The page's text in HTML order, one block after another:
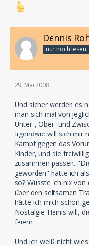
Fernsehterminen
abgerungen, sich mit
Nochmals vielen,
Knutscher vom
LAUSCH-Team!
Weiterhin möchten
tolle Unterstützung
Im besonderen
Carsten Hermann
Engagement im
selbstverständlich
dessen
nicht hätte
Umso mehr freuen
POP.de auf der
Rekord-Umsätze
Das Programmheft
haben wir Günter
Rubik zu verdanken,
audiobooks.at. Vielen
Dennis
29. Mai 2008
Und sicher werden es
man sich mal von
Unter-, Ober- und
Irgendwie will sich mir
Kampf gegen das
Kinder, und die
zusammen passen.
geworden" hätte ich
so? Wüsste ich nix
über den seltsamen
hätte ich mich schon
Nostalgie-Heinis will,
feiern...
Und ich weiß nicht